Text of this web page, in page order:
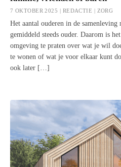
7 OKTOBER 2025 | REDACTIE | ZORG
Het aantal ouderen in de samenleving
gemiddeld steeds ouder. Daarom is
omgeving te praten over wat je wil
te wonen of wat je voor elkaar kunt
ook later […]